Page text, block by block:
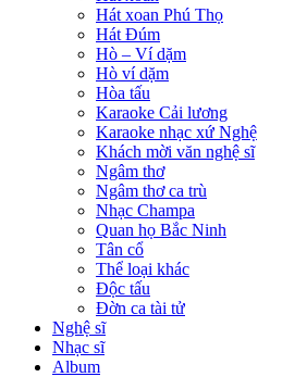
Hát xoan Phú Thọ
Hát Đúm
Hò – Ví dặm
Hò ví dặm
Hòa tấu
Karaoke Cải lương
Karaoke nhạc xứ Nghệ
Khách mời văn nghệ sĩ
Ngâm thơ
Ngâm thơ ca trù
Nhạc Champa
Quan họ Bắc Ninh
Tân cổ
Thể loại khác
Độc tấu
Đờn ca tài tử
Nghệ sĩ
Nhạc sĩ
Album